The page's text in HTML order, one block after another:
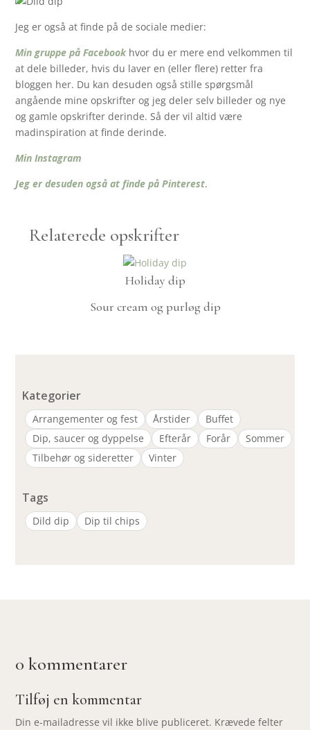
Jeg er også at finde på de sociale medier:
Min gruppe på Facebookhvor du er mere end velkommen til
at dele billeder, hvis du laver en (eller flere) retter fra
bloggen her. Du kan desuden også stille spørgsmål
angående mine opskrifter og jeg deler selv billeder og nye
og gamle opskrifter derinde. Så der vil altid være
madinspiration at finde derinde.
Min Instagram
Jeg er desuden også at finde på Pinterest.
Relaterede opskrifter
Holiday dip
Sour cream og purløg dip
Kategorier
Arrangementer og fest Årstider
Buffet
Dip, saucer og dyppelse
Efterår Forår
Sommer
Tilbehør og sideretter
Vinter
Tags
Dild dip Dip til chips
0 kommentarer
Tilføj en kommentar
Din e-mailadresse vil ikke blive publiceret. Krævede felter